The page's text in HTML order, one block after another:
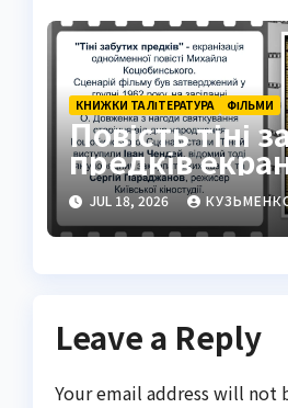
КНИЖКИ ТА ЛІТЕРАТУРА ФІЛЬМИ
Повість тіні
предків
Параджанов
JUL 18, 2026
Leave a Reply
Your email address will not